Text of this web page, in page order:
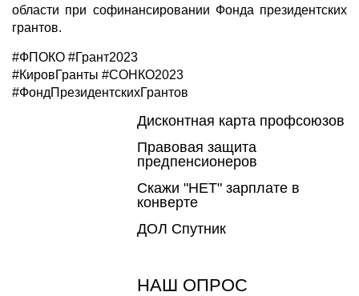
области при софинансировании Фонда президентских
грантов.
#ФПОКО #Грант2023
#КировГранты #СОНКО2023
#ФондПрезидентскихГрантов
Дисконтная карта профсоюзов
Правовая защита
предпенсионеров
Скажи "НЕТ" зарплате в
конверте
ДОЛ Спутник
НАШ ОПРОС